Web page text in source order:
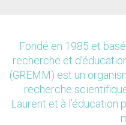
Fondé en 1985 et
recherche et
(GREMM) est un
recherche
Laurent et à l’éducation